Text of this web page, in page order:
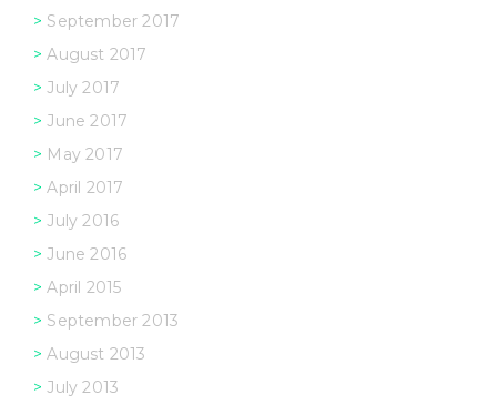
September 2017
August 2017
July 2017
June 2017
May 2017
April 2017
July 2016
June 2016
April 2015
September 2013
August 2013
July 2013